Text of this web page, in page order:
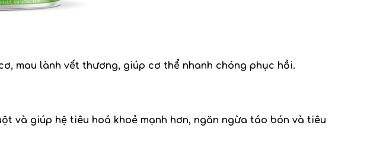
mau lành vết thương, giúp cơ thể nhanh chóng phục hồi.
và giúp hệ tiêu hoá khoẻ mạnh hơn, ngăn ngừa táo bón và tiêu